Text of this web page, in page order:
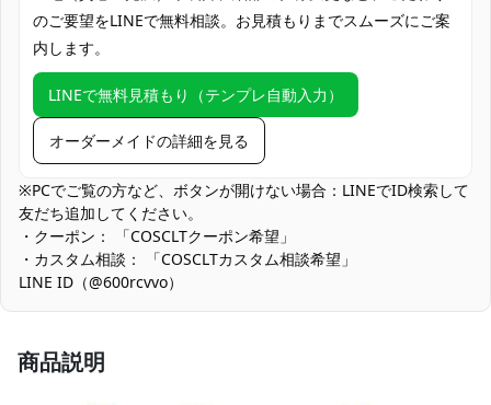
使用場所
スタジオ撮影、ハロウィン仮装・街歩きコ
ス、学園祭・文化祭のステージ企画、ライ
トレート・動画制作、コラボカフェ来店コ
ーデ
コスプレ対象
コスプレ愛好家、アニメや漫画、ゲームフ
ァン、出演者
収納方法
他の衣類と同じく、清潔に乾燥を保ち、鋭
い物によっての破れを避けてください。
商品状態
新品未使用
濃色・切替部の色移り対策：濃色部分は洗濯時の色移りに注意が
陰干しを推奨します。
のご要望をLINEで無料相談。お見積もりまでスムーズにご案
内します。
LINEで無料見積もり（テンプレ自動入力）
オーダーメイドの詳細を見る
※PCでご覧の方など、ボタンが開けない場合：LINEでID検索して
友だち追加してください。
・クーポン： 「COSCLTクーポン希望」
・カスタム相談： 「COSCLTカスタム相談希望」
LINE ID（@600rcvvo）
商品説明